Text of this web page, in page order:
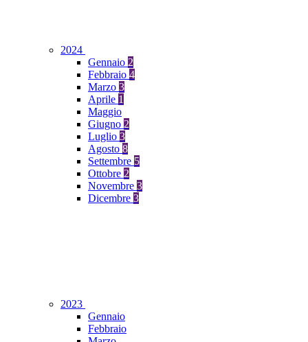
2024
Gennaio 2
Febbraio 4
Marzo 3
Aprile 1
Maggio
Giugno 2
Luglio 3
Agosto 8
Settembre 5
Ottobre 2
Novembre 3
Dicembre 3
2023
Gennaio
Febbraio